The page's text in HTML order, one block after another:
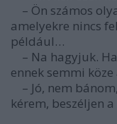
– Ön számos
amelyekre nincs
például…
– Na hagyjuk.
ennek semmi
– Jó, nem
kérem, beszéljen